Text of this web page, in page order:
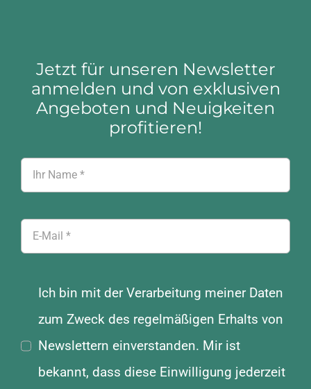
Jetzt für unseren Newsletter
anmelden und von exklusiven
Angeboten und Neuigkeiten
profitieren!
Ich bin mit der Verarbeitung meiner Daten
zum Zweck des regelmäßigen Erhalts von
Newslettern einverstanden. Mir ist
bekannt, dass diese Einwilligung jederzeit